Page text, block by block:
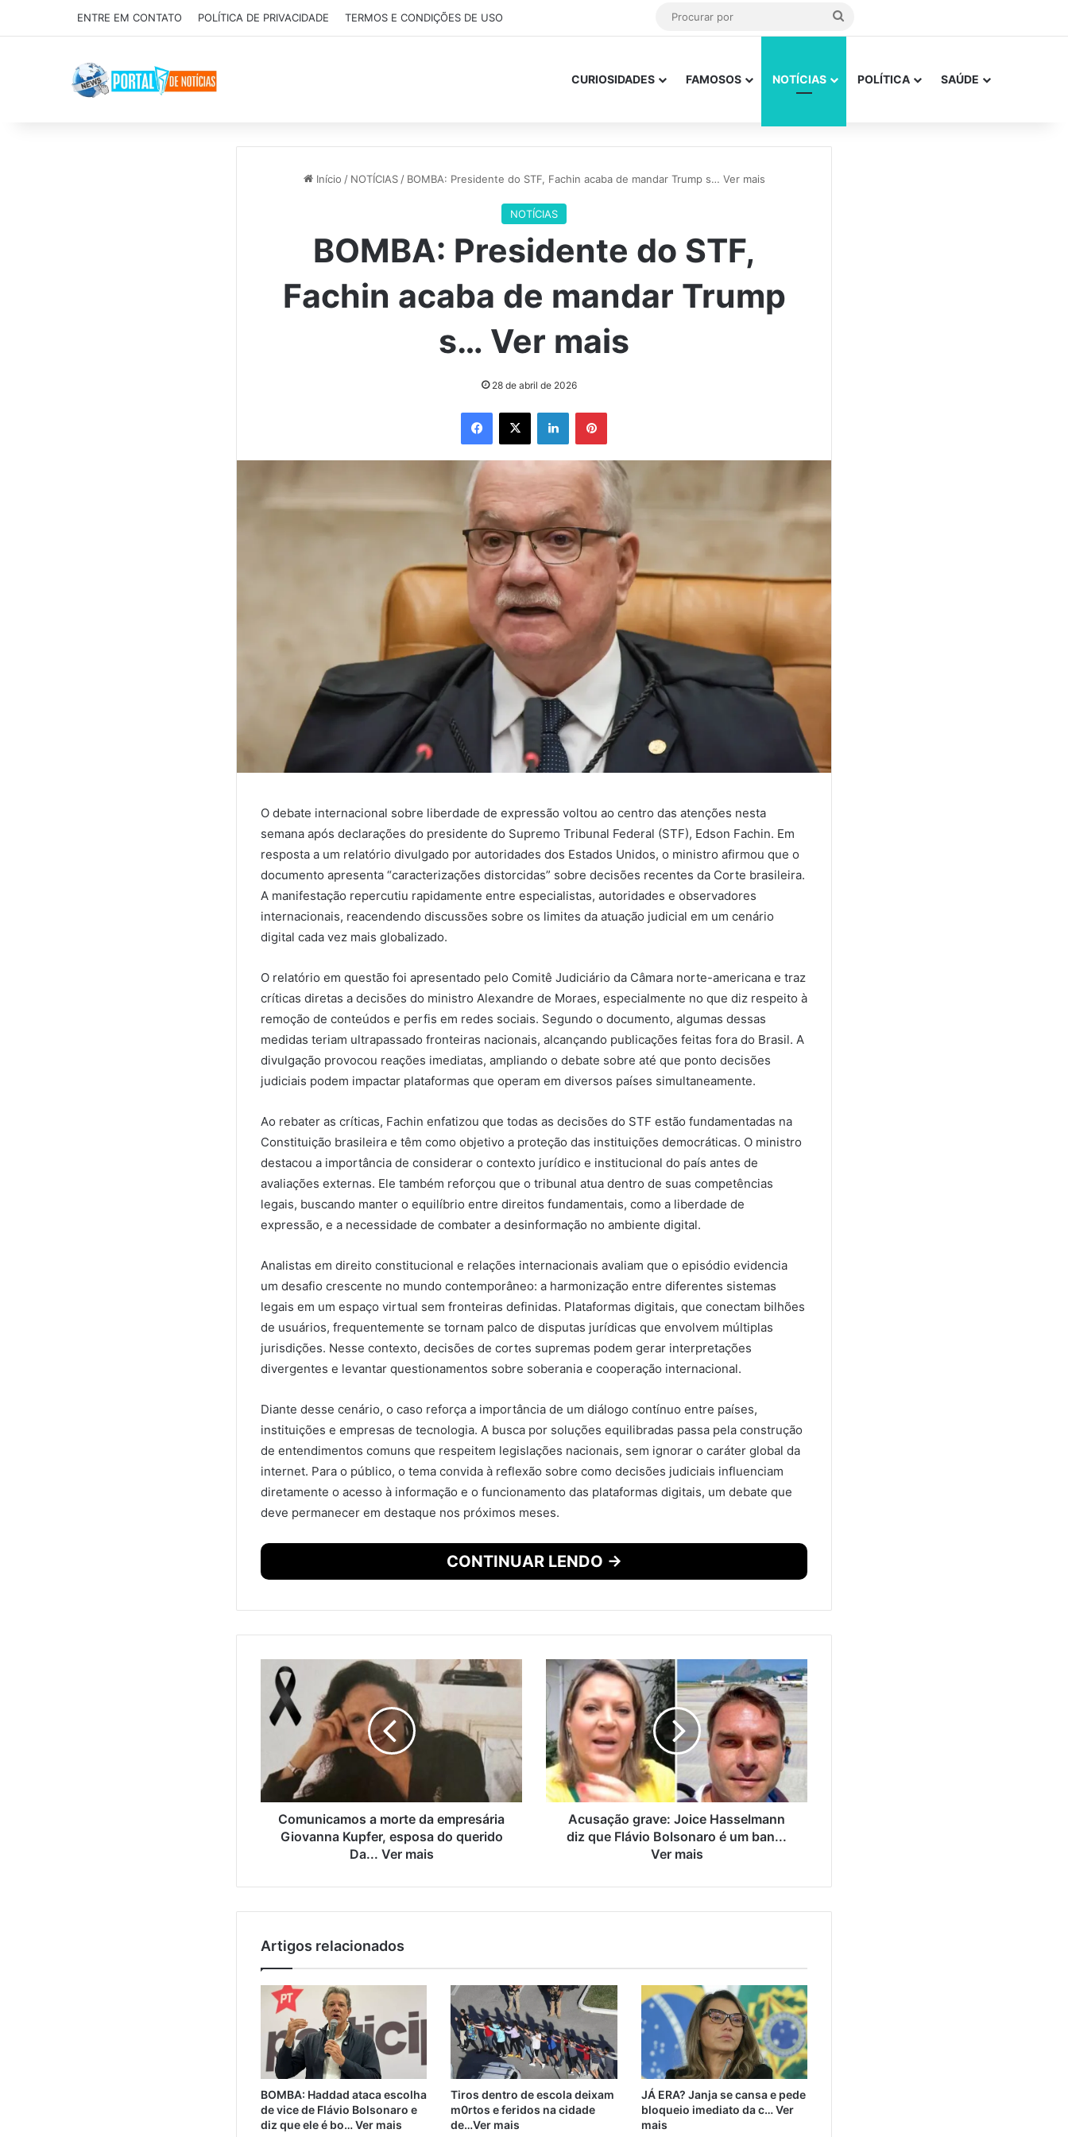
ENTRE EM CONTATO POLÍTICA DE PRIVACIDADE TERMOS E CONDIÇÕES DE USO
CURIOSIDADES FAMOSOS NOTÍCIAS POLÍTICA SAÚDE
Início / NOTÍCIAS / BOMBA: Presidente do STF, Fachin acaba de mandar Trump s… Ver mais
NOTÍCIAS
BOMBA: Presidente do STF,
Fachin acaba de mandar Trump
s… Ver mais
28 de abril de 2026
Facebook
X LinkedinPinterest
O debate internacional sobre liberdade de expressão voltou ao centro das atenções nesta
semana após declarações do presidente do Supremo Tribunal Federal (STF), Edson Fachin. Em
resposta a um relatório divulgado por autoridades dos Estados Unidos, o ministro afirmou que o
documento apresenta “caracterizações distorcidas” sobre decisões recentes da Corte brasileira.
A manifestação repercutiu rapidamente entre especialistas, autoridades e observadores
internacionais, reacendendo discussões sobre os limites da atuação judicial em um cenário
digital cada vez mais globalizado.
O relatório em questão foi apresentado pelo Comitê Judiciário da Câmara norte-americana e traz
críticas diretas a decisões do ministro Alexandre de Moraes, especialmente no que diz respeito à
remoção de conteúdos e perfis em redes sociais. Segundo o documento, algumas dessas
medidas teriam ultrapassado fronteiras nacionais, alcançando publicações feitas fora do Brasil. A
divulgação provocou reações imediatas, ampliando o debate sobre até que ponto decisões
judiciais podem impactar plataformas que operam em diversos países simultaneamente.
Ao rebater as críticas, Fachin enfatizou que todas as decisões do STF estão fundamentadas na
Constituição brasileira e têm como objetivo a proteção das instituições democráticas. O ministro
destacou a importância de considerar o contexto jurídico e institucional do país antes de
avaliações externas. Ele também reforçou que o tribunal atua dentro de suas competências
legais, buscando manter o equilíbrio entre direitos fundamentais, como a liberdade de
expressão, e a necessidade de combater a desinformação no ambiente digital.
Analistas em direito constitucional e relações internacionais avaliam que o episódio evidencia
um desafio crescente no mundo contemporâneo: a harmonização entre diferentes sistemas
legais em um espaço virtual sem fronteiras definidas. Plataformas digitais, que conectam bilhões
de usuários, frequentemente se tornam palco de disputas jurídicas que envolvem múltiplas
jurisdições. Nesse contexto, decisões de cortes supremas podem gerar interpretações
divergentes e levantar questionamentos sobre soberania e cooperação internacional.
Diante desse cenário, o caso reforça a importância de um diálogo contínuo entre países,
instituições e empresas de tecnologia. A busca por soluções equilibradas passa pela construção
de entendimentos comuns que respeitem legislações nacionais, sem ignorar o caráter global da
internet. Para o público, o tema convida à reflexão sobre como decisões judiciais influenciam
diretamente o acesso à informação e o funcionamento das plataformas digitais, um debate que
deve permanecer em destaque nos próximos meses.
CONTINUAR LENDO →
Comunicamos a morte da empresária
Giovanna Kupfer, esposa do querido
Da... Ver mais
Acusação grave: Joice Hasselmann
diz que Flávio Bolsonaro é um ban...
Ver mais
Artigos relacionados
BOMBA: Haddad ataca escolha
de vice de Flávio Bolsonaro e
diz que ele é bo… Ver mais
Tiros dentro de escola deixam
m0rtos e feridos na cidade
de…Ver mais
JÁ ERA? Janja se cansa e pede
bloqueio imediato da c… Ver
mais